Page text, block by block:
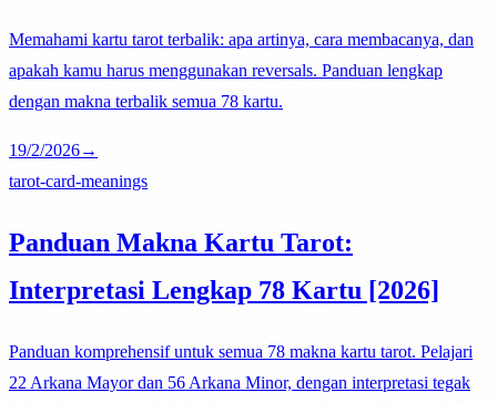
Memahami kartu tarot terbalik: apa artinya, cara membacanya, dan
apakah kamu harus menggunakan reversals. Panduan lengkap
dengan makna terbalik semua 78 kartu.
19/2/2026→
tarot-card-meanings
Panduan Makna Kartu Tarot:
Interpretasi Lengkap 78 Kartu [2026]
Panduan komprehensif untuk semua 78 makna kartu tarot. Pelajari
22 Arkana Mayor dan 56 Arkana Minor, dengan interpretasi tegak